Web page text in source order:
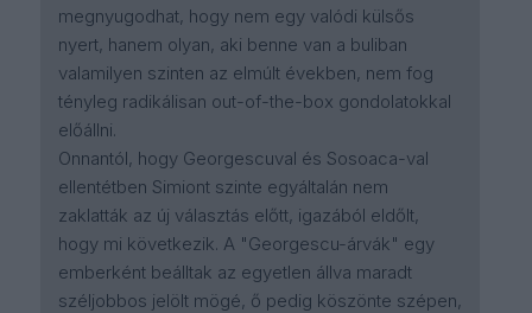
megnyugodhat, hogy nem egy valódi külsős
nyert, hanem olyan, aki benne van a buliban
valamilyen szinten az elmúlt években, nem fog
tényleg radikálisan out-of-the-box gondolatokkal
előállni.
Onnantól, hogy Georgescuval és Sosoaca-val
ellentétben Simiont szinte egyáltalán nem
zaklatták az új választás előtt, igazából eldőlt,
hogy mi következik. A "Georgescu-árvák" egy
emberként beálltak az egyetlen állva maradt
széljobbos jelölt mögé, ő pedig köszönte szépen,